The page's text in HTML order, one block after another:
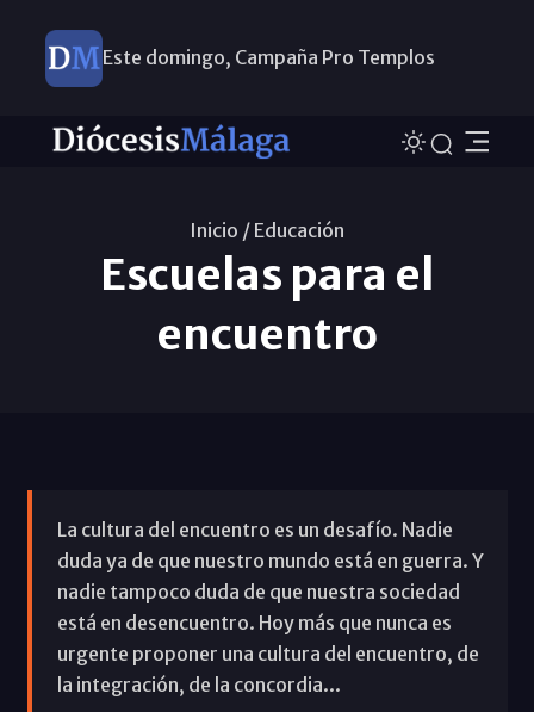
Este domingo, Campaña Pro Templos
Inicio / Educación
Escuelas para el
encuentro
La cultura del encuentro es un desafío. Nadie
duda ya de que nuestro mundo está en guerra. Y
nadie tampoco duda de que nuestra sociedad
está en desencuentro. Hoy más que nunca es
urgente proponer una cultura del encuentro, de
la integración, de la concordia...